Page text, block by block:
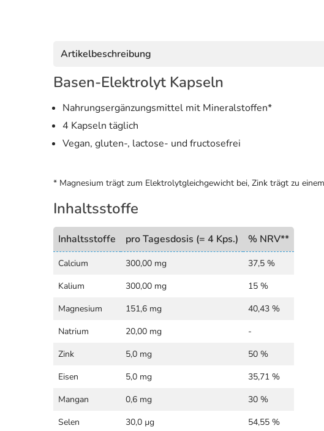
Artikelbeschreibung
Basen-Elektrolyt Kapseln
Nahrungsergänzungsmittel mit Mineralstoffen*
4 Kapseln täglich
Vegan, gluten-, lactose- und fructosefrei
* Magnesium trägt zum Elektrolytgleichgewicht bei, Zink trägt zu
Inhaltsstoffe
Inhaltsstoffe pro Tagesdosis (= 4 Kps.) % NRV**
Calcium 300,00 mg
37,5 %
Kalium
300,00 mg
15 %
Magnesium
151,6 mg
40,43 %
Natrium
20,00 mg
-
Zink
5,0 mg
50 %
Eisen
5,0 mg
35,71 %
Mangan
0,6 mg
30 %
Selen
30,0 µg
54,55 %